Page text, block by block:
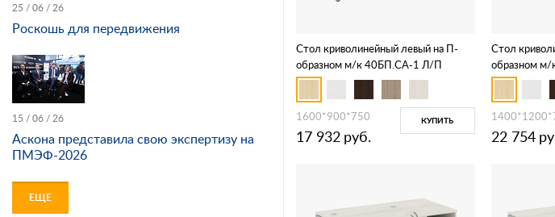
Стол криволинейный левый на П-
образном м/к 40БП.СА-1 Л/П
1600*900*750
17 932 руб.
КУПИТЬ
Стол
образном
22 754
25 / 06 / 26
Роскошь для передвижения
15 / 06 / 26
Аскона представила свою экспертизу на
ПМЭФ-2026
ЕЩЕ